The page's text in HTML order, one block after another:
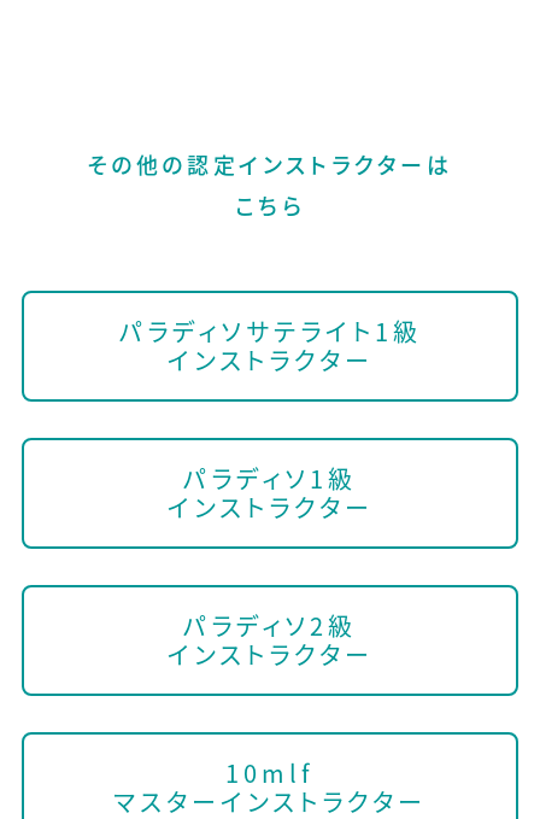
その他の認定インストラクターは
こちら
パラディソサテライト1級
インストラクター
パラディソ1級
インストラクター
パラディソ2級
インストラクター
10mlf
マスターインストラクター